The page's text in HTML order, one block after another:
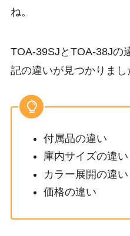
ね。
TOA-39SJとTOA-38Jの
記の違いが見つかりまし
付属品の違い
庫内サイズの違い
カラー展開の違い
価格の違い